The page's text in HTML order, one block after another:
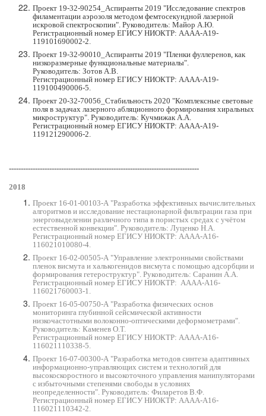
Проект 19-32-90254_Аспиранты 2019 "Исследование спектров
филаментации аэрозоля методом фемтосекундной лазерной
искровой спектроскопии". Руководитель: Майор А.Ю.
Регистрационный номер ЕГИСУ НИОКТР: АААА-А19-
119101690002-2.
Проект 19-32-90010_ Аспиранты 2019 "Пленки фуллеренов, как
низкоразмерные функциональные материалы".
Руководитель: Зотов А.В.
Регистрационный номер ЕГИСУ НИОКТР: АААА-А19-
119100490006-5.
Проект 20-32-70056_Стабильность 2020 "Комплексные световые
поля в задачах лазерного абляционного формирования хиральных
микроструктур". Руководитель: Кучмижак А.А.
Регистрационный номер ЕГИСУ НИОКТР: АААА-А19-
119121290006-2.
--------------------------------------------------------------------------------
2018
Проект 16-01-00103-А "Разработка эффективных вычислительных
алгоритмов и исследование нестационарной фильтрации газа при
энерговыделении различного типа в пористых средах с учётом
естественной конвекции". Руководитель: Луценко Н.А.
Регистрационный номер ЕГИСУ НИОКТР: АААА-А16-
116021010080-4.
Проект 16-02-00505-А "Управление электронными свойствами
пленок висмута и халькогенидов висмута с помощью адсорбции и
формирования гетероструктур". Руководитель: Саранин А.А.
Регистрационный номер ЕГИСУ НИОКТР: АААА-А16-
116021760003-1.
Проект 16-05-00750-А "Разработка физических основ
мониторинга глубинной сейсмической активности
низкочастотными волоконно-оптическими деформометрами".
Руководитель: Каменев О.Т.
Регистрационный номер ЕГИСУ НИОКТР: АААА-А16-
116021110338-5.
Проект 16-07-00300-А "Разработка методов синтеза адаптивных
информационно-управляющих систем и технологий для
высокоскоростного и высокоточного управления манипуляторами
с избыточными степенями свободы в условиях
неопределенности". Руководитель: Филаретов В.Ф.
Регистрационный номер ЕГИСУ НИОКТР: АААА-А16-
116021110342-2.